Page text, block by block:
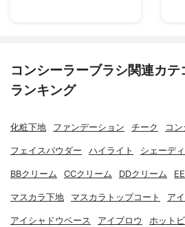
コンシーラーブラシ関連カ
ランキング
化粧下地 ファンデーション チーク コ
フェイスパウダー ハイライト シェーデ
BBクリーム CCクリーム DDクリーム
マスカラ下地 マスカラトップコート ア
アイシャドウベース アイブロウ ホット